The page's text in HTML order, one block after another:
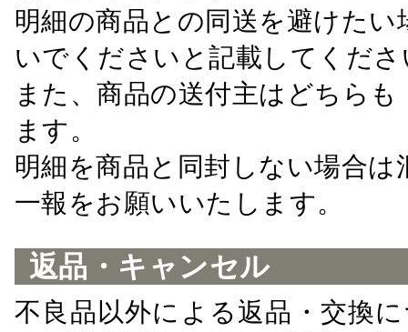
明細の商品との同送を避けた
いでくださいと記載してくださ
また、商品の送付主はどちら
ます。
明細を商品と同封しない場合
一報をお願いいたします。
返品・キャンセル
不良品以外による返品・交換